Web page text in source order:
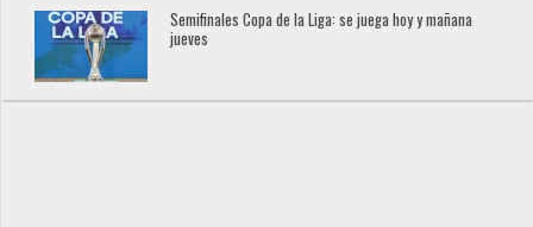
Semifinales Copa de la Liga: se juega hoy y mañana
jueves